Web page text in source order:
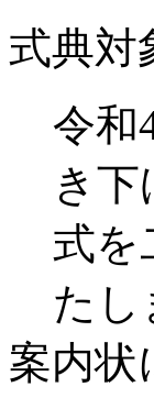
式典対
令和
き
式を
たし
案内状